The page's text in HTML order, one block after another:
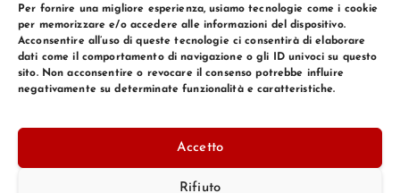
Per fornire una migliore esperienza, usiamo tecnologie come i cookie
per memorizzare e/o accedere alle informazioni del dispositivo.
Acconsentire all’uso di queste tecnologie ci consentirà di elaborare
dati come il comportamento di navigazione o gli ID univoci su questo
sito. Non acconsentire o revocare il consenso potrebbe influire
negativamente su determinate funzionalità e caratteristiche.
Accetto
Rifiuto